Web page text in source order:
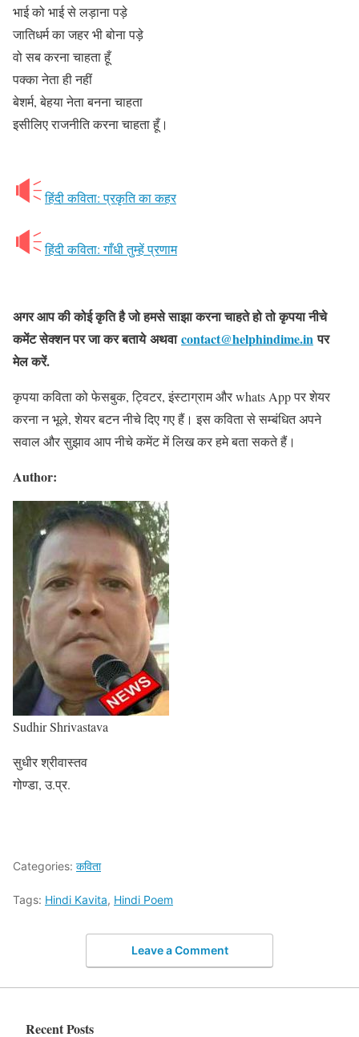
भाई को भाई से लड़ाना पड़े
जातिधर्म का जहर भी बोना पड़े
वो सब करना चाहता हूँ
पक्का नेता ही नहीं
बेशर्म, बेहया नेता बनना चाहता
इसीलिए राजनीति करना चाहता हूँ।
हिंदी कविता: प्रकृति का कहर
हिंदी कविता: गाँधी तुम्हें प्रणाम
अगर आप की कोई कृति है जो हमसे साझा करना चाहते हो तो कृपया नीचे
कमेंट सेक्शन पर जा कर बताये अथवाcontact@helphindime.inपर
मेल करें.
कृपया कविता को फेसबुक, ट्विटर, इंस्टाग्राम और whats App पर शेयर
करना न भूले, शेयर बटन नीचे दिए गए हैं। इस कविता से सम्बंधित अपने
सवाल और सुझाव आप नीचे कमेंट में लिख कर हमे बता सकते हैं।
Author:
Sudhir Shrivastava
सुधीर श्रीवास्तव
गोण्डा, उ.प्र.
Categories: कविता
Tags: Hindi Kavita, Hindi Poem
Leave a Comment
Recent Posts